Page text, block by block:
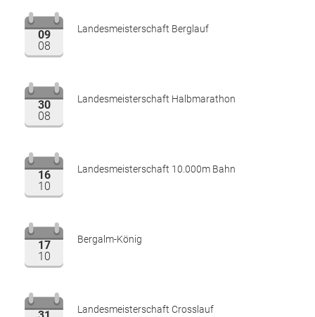
09
08
Landesmeisterschaft Berglauf
30
08
Landesmeisterschaft Halbmarathon
16
10
Landesmeisterschaft 10.000m Bahn
17
10
Bergalm-König
Landesmeisterschaft Crosslauf